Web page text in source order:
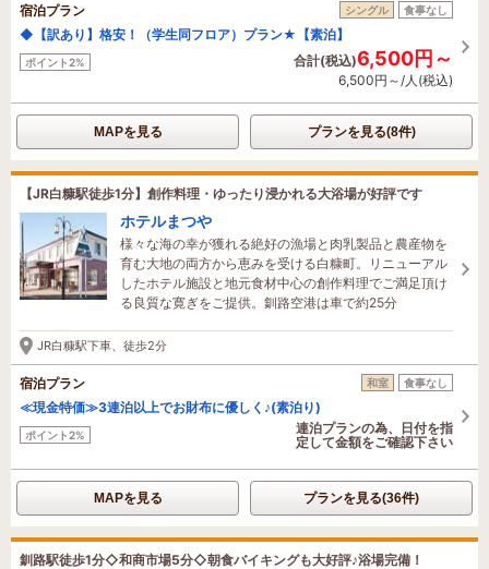
宿泊プラン シングル 食事なし
◆【訳あり】格安！（学生同フロア）プラン★【素泊】
ポイント2% 合計(税込)6,500円～
6,500円～/人(税込)
MAPを見る プランを見る(8件)
【JR白糠駅徒歩1分】創作料理・ゆったり浸かれる大浴場が好評です
ホテルまつや
様々な海の幸が獲れる絶好の漁場と肉乳製品と農産物を
育む大地の両方から恵みを受ける白糠町。リニューアル
したホテル施設と地元食材中心の創作料理でご満足頂け
る良質な寛ぎをご提供。釧路空港は車で約25分
JR白糠駅下車、徒歩2分
宿泊プラン 和室 食事なし
≪現金特価≫3連泊以上でお財布に優しく♪(素泊り)
ポイント2%
連泊プランの為、日付を指
定して金額をご確認下さい
MAPを見る プランを見る(36件)
釧路駅徒歩1分◇和商市場5分◇朝食バイキングも大好評♪浴場完備！